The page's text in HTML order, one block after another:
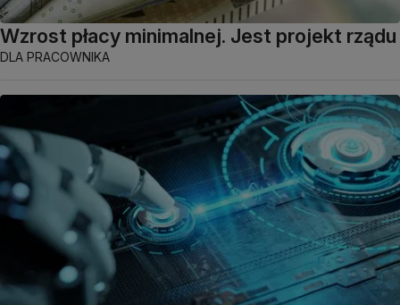
Wzrost płacy minimalnej. Jest projekt rządu
DLA PRACOWNIKA